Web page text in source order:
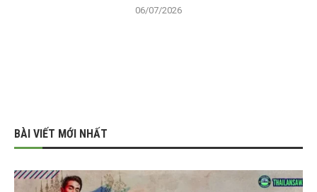
06/07/2026
BÀI VIẾT MỚI NHẤT